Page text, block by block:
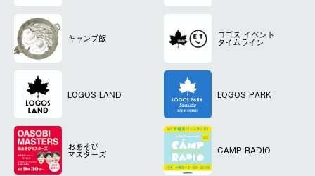
キャンプ飯 ロゴス イベント
タイムライン
LOGOS LAND LOGOS PARK
おあそび
マスターズ CAMP RADIO